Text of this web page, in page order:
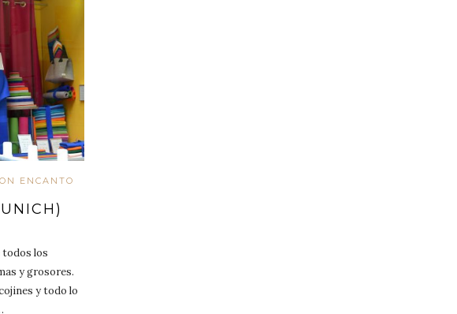
ENCANTO
todos los
y grosores.
y todo lo